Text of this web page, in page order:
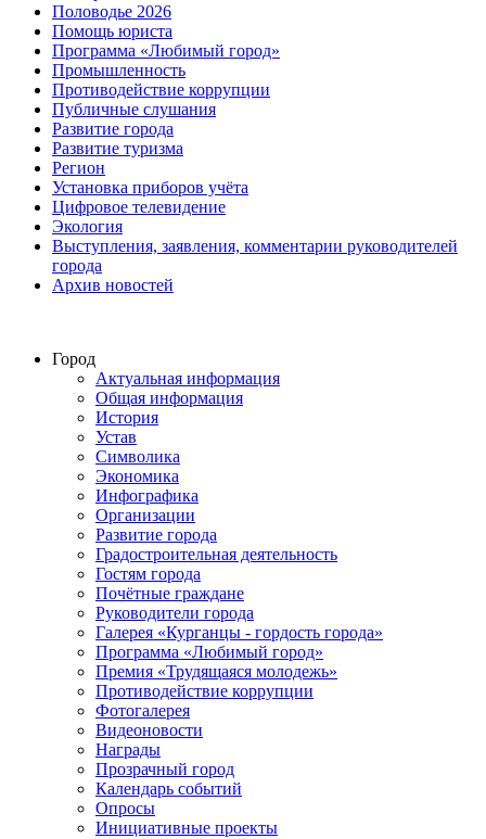
Половодье 2026
Помощь юриста
Программа «Любимый город»
Промышленность
Противодействие коррупции
Публичные слушания
Развитие города
Развитие туризма
Регион
Установка приборов учёта
Цифровое телевидение
Экология
Выступления, заявления, комментарии руководителей
города
Архив новостей
Город
Актуальная информация
Общая информация
История
Устав
Символика
Экономика
Инфографика
Организации
Развитие города
Градостроительная деятельность
Гостям города
Почётные граждане
Руководители города
Галерея «Курганцы - гордость города»
Программа «Любимый город»
Премия «Трудящаяся молодежь»
Противодействие коррупции
Фотогалерея
Видеоновости
Награды
Прозрачный город
Календарь событий
Опросы
Инициативные проекты